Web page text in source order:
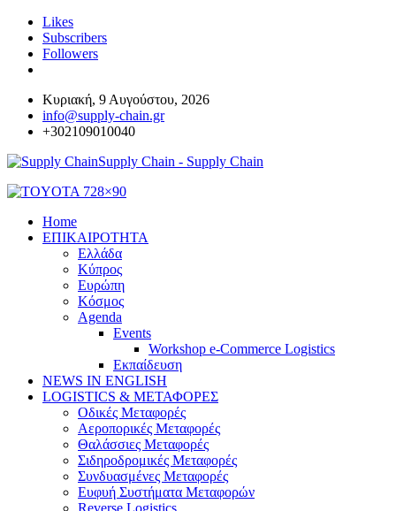
Likes
Subscribers
Followers
Κυριακή, 9 Αυγούστου, 2026
info@supply-chain.gr
+302109010040
Supply Chain - Supply Chain
Home
ΕΠΙΚΑΙΡΟΤΗΤΑ
Ελλάδα
Κύπρος
Ευρώπη
Κόσμος
Agenda
Events
Workshop e-Commerce Logistics
Εκπαίδευση
NEWS IN ENGLISH
LOGISTICS & ΜΕΤΑΦΟΡΕΣ
Οδικές Μεταφορές
Αεροπορικές Μεταφορές
Θαλάσσιες Μεταφορές
Σιδηροδρομικές Μεταφορές
Συνδυασμένες Μεταφορές
Ευφυή Συστήματα Μεταφορών
Reverse Logistics